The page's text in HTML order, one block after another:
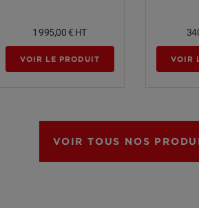
1 995,00 € HT
VOIR LE PRODUIT VOIR
VOIR TOUS NOS